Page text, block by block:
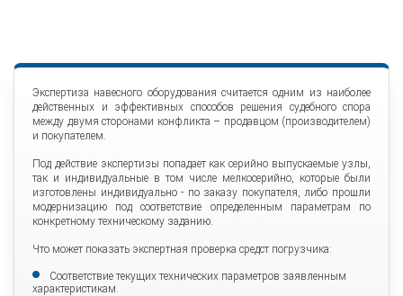
Экспертиза навесного оборудования считается одним из наиболее
действенных и эффективных способов решения судебного спора
между двумя сторонами конфликта – продавцом (производителем)
и покупателем.
Под действие экспертизы попадает как серийно выпускаемые узлы,
так и индивидуальные в том числе мелкосерийно, которые были
изготовлены индивидуально - по заказу покупателя, либо прошли
модернизацию под соответствие определенным параметрам по
конкретному техническому заданию.
Что может показать экспертная проверка средст погрузчика:
Соответствие текущих технических параметров заявленным
характеристикам.